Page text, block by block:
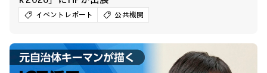
イベントレポート 公共機関